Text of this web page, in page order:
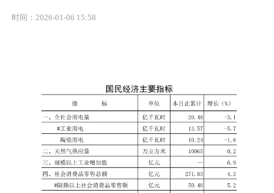
时间：2026-01-06 15:58